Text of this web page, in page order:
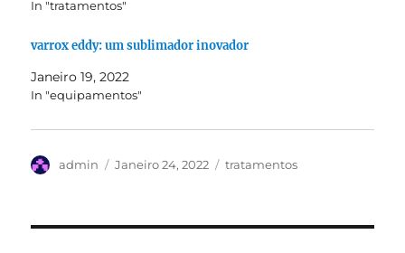
In "tratamentos"
varrox eddy: um sublimador inovador
Janeiro 19, 2022
In "equipamentos"
Autor
admin
Publicado
Janeiro 24, 2022 Categorias
tratamentos